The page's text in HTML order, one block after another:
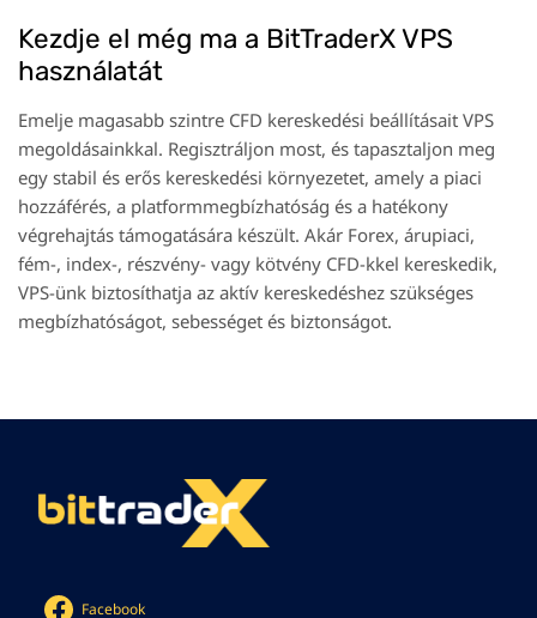
Kezdje el még ma a BitTraderX VPS
használatát
Emelje magasabb szintre CFD kereskedési beállításait VPS
megoldásainkkal. Regisztráljon most, és tapasztaljon meg
egy stabil és erős kereskedési környezetet, amely a piaci
hozzáférés, a platformmegbízhatóság és a hatékony
végrehajtás támogatására készült. Akár Forex, árupiaci,
fém-, index-, részvény- vagy kötvény CFD-kkel kereskedik,
VPS-ünk biztosíthatja az aktív kereskedéshez szükséges
megbízhatóságot, sebességet és biztonságot.
Facebook